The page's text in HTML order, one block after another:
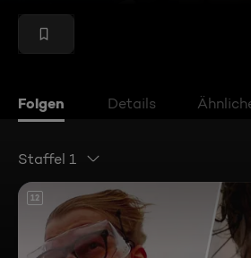
Folgen Details
Staffel 1
12